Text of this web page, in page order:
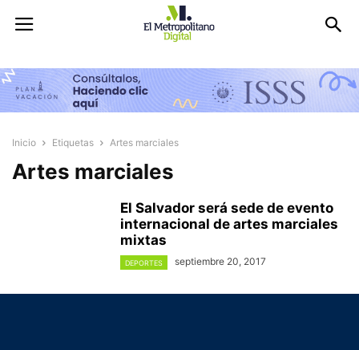
Inicio Etiquetas Artes marciales
Artes marciales
El Salvador será sede de evento
internacional de artes marciales
mixtas
DEPORTES septiembre 20, 2017